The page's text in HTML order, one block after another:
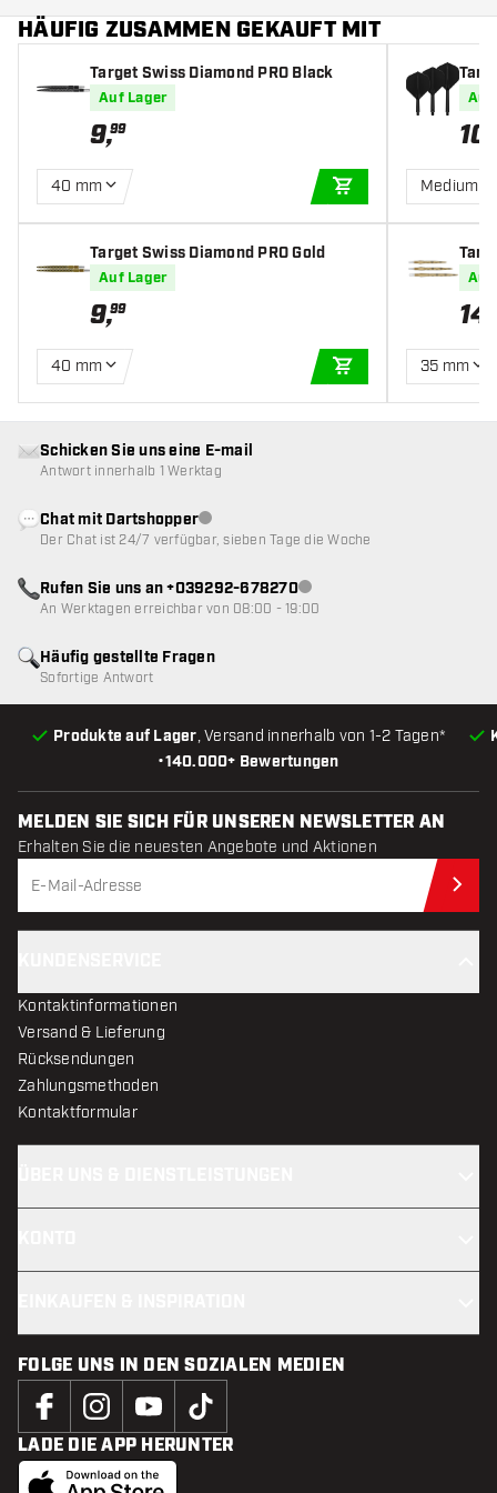
HÄUFIG ZUSAMMEN GEKAUFT MIT
Target Swiss Diamond PRO Black
Auf Lager
9,99
40 mm
IN DEN
Target Swiss Diamond PRO Gold
Auf Lager
9,99
40 mm
IN DEN
Auf
10
Medium
Auf
14
35 mm
•140.000+ Bewertungen
Produkte auf Lager, Versand innerhalb von 1-2 Tagen*
Häufig gestellte Fragen
Sofortige Antwort
Schicken Sie uns eine E-mail
Antwort innerhalb 1 Werktag
Chat mit DartshopperKundenservice nicht verfügbar
Der Chat ist 24/7 verfügbar, sieben Tage die Woche
Rufen Sie uns an +039292-678270Kundenservice nicht
An Werktagen erreichbar von 08:00 - 19:00
MELDEN SIE SICH FÜR UNSEREN NEWSLETTER AN
Erhalten Sie die neuesten Angebote und Aktionen
Kontaktinformationen
Versand & Lieferung
Rücksendungen
Zahlungsmethoden
Kontaktformular
FOLGE UNS IN DEN SOZIALEN MEDIEN
LADE DIE APP HERUNTER